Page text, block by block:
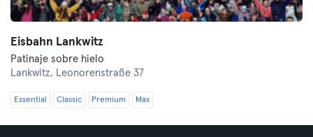
Eisbahn Lankwitz
Patinaje sobre hielo
Lankwitz, Leonorenstraße 37
Essential Classic Premium Max